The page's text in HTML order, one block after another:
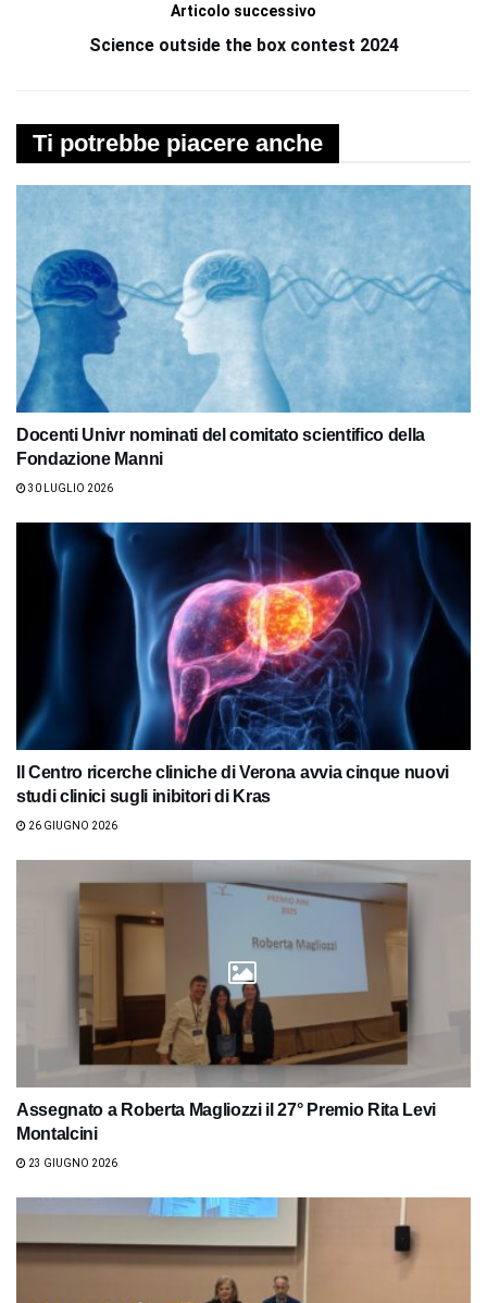
Articolo successivo
Science outside the box contest 2024
Ti potrebbe piacere anche
Docenti Univr nominati del comitato scientifico della
Fondazione Manni
30 LUGLIO 2026
Il Centro ricerche cliniche di Verona avvia cinque nuovi
studi clinici sugli inibitori di Kras
26 GIUGNO 2026
Assegnato a Roberta Magliozzi il 27° Premio Rita Levi
Montalcini
23 GIUGNO 2026